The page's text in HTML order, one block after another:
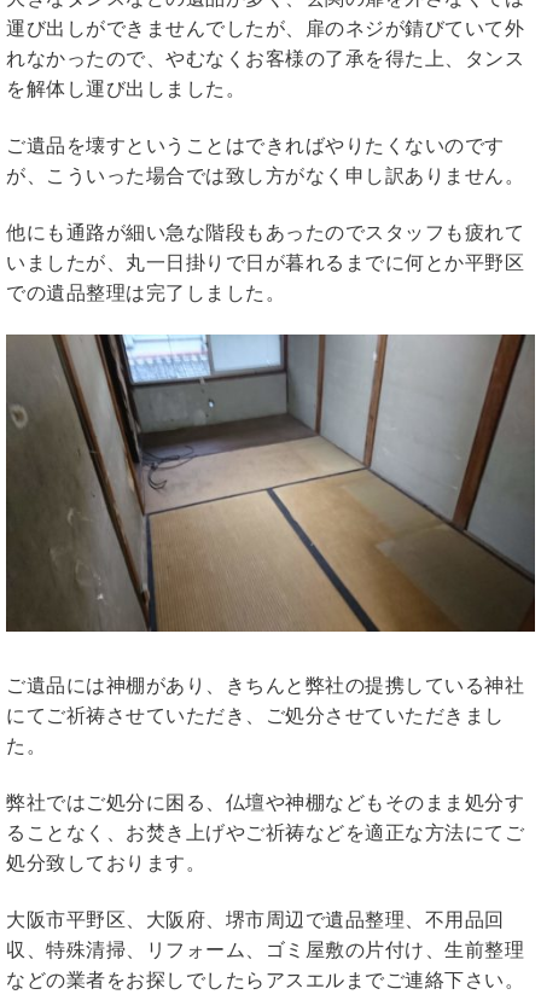
運び出しができませんでしたが、扉のネジが錆びていて外
れなかったので、やむなくお客様の了承を得た上、タンス
を解体し運び出しました。
ご遺品を壊すということはできればやりたくないのです
が、こういった場合では致し方がなく申し訳ありません。
他にも通路が細い急な階段もあったのでスタッフも疲れて
いましたが、丸一日掛りで日が暮れるまでに何とか平野区
での遺品整理は完了しました。
ご遺品には神棚があり、きちんと弊社の提携している神社
にてご祈祷させていただき、ご処分させていただきまし
た。
弊社ではご処分に困る、仏壇や神棚などもそのまま処分す
ることなく、お焚き上げやご祈祷などを適正な方法にてご
処分致しております。
大阪市平野区、大阪府、堺市周辺で遺品整理、不用品回
収、特殊清掃、リフォーム、ゴミ屋敷の片付け、生前整理
などの業者をお探しでしたらアスエルまでご連絡下さい。